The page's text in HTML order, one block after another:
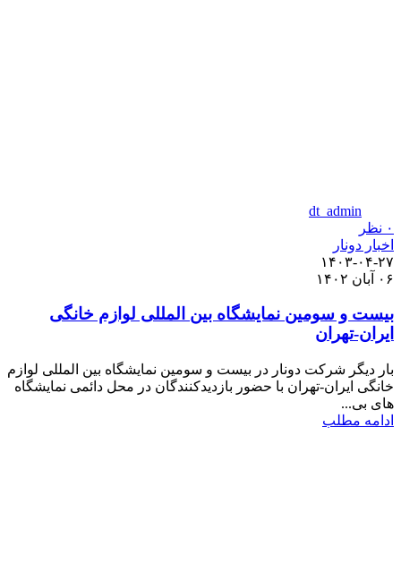
dt_admin
۰ نظر
اخبار دونار
۱۴۰۳-۰۴-۲۷
۰۶ آبان ۱۴۰۲
بیست و سومین نمایشگاه بین المللی لوازم خانگی
ایران-تهران
بار دیگر شرکت دونار در بیست و سومین نمایشگاه بین المللی لوازم
خانگی ایران-تهران با حضور بازدیدکنندگان در محل دائمی نمایشگاه
های بی...
ادامه مطلب